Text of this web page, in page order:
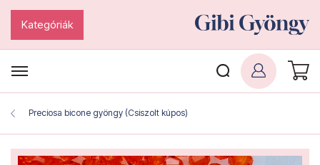
Kategóriák
Preciosa bicone gyöngy (Csiszolt kúpos)